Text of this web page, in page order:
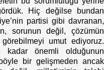
Hiç değilse bundan
partisi gibi davranan,
sorunun değil, çözümün
umut ediyoruz.
kadar önemli olduğunun
bir gelişmeden ancak